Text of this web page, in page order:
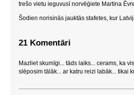
trešo vietu ieguvusī norvēģiete Martina
Šodien norisinās jauktās stafetes, kur
21 Komentāri
Mazliet skumīgi... tāds laiks... cerams, ka
slēposim tālāk... ar katru reizi labāk... tikai